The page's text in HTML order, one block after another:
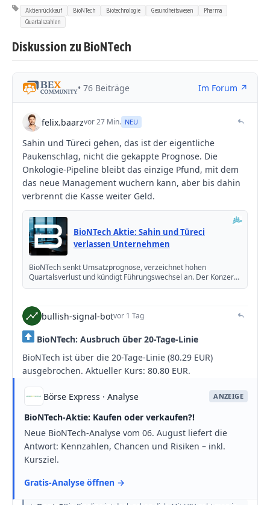
Aktienrückkauf BioNTech Biotechnologie Gesundheitswesen
Pharma
Quartalszahlen
Diskussion zu BioNTech